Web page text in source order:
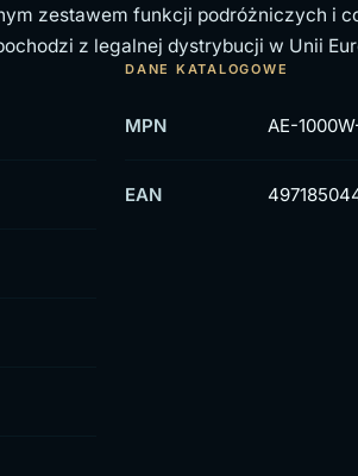
zestawem funkcji podróżniczych i
z legalnej dystrybucji w Unii
DANE KATALOGOWE
MPN AE-
EAN